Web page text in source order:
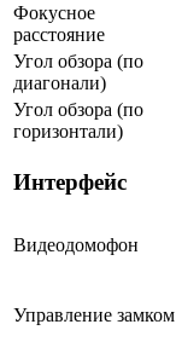
Фокусное
расстояние
Угол обзора (по
диагонали)
Угол обзора (по
горизонтали)
Интерфейс
Видеодомофон
Управление замком